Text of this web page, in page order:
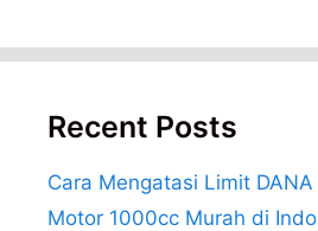
Recent Posts
Cara Mengatasi Limit DANA
Motor 1000cc Murah di